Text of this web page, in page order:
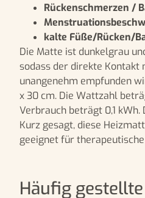
Rückenschmerzen /
kalte Füße/Rücken/
Die Matte ist dunkelgrau
sodass der direkte
unangenehm empfunden
x 30 cm. Die Wattzahl beträgt 100 W und die Spannung 220-240 V. Der
Verbrauch beträgt 0,1
Kurz gesagt, diese
geeignet für
Häufig